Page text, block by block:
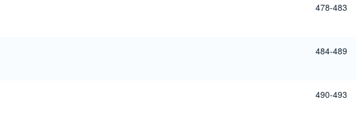
478-483
484-489
490-493